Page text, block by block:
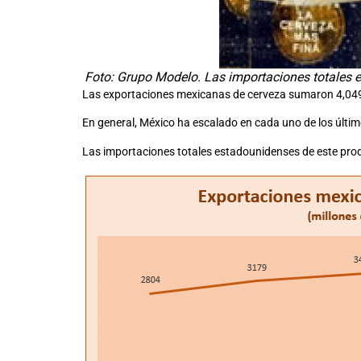
Foto: Grupo Modelo. Las importaciones totales
Las exportaciones mexicanas de cerveza sumaron
En general, México ha escalado en cada uno de los
Las importaciones totales estadounidenses de este